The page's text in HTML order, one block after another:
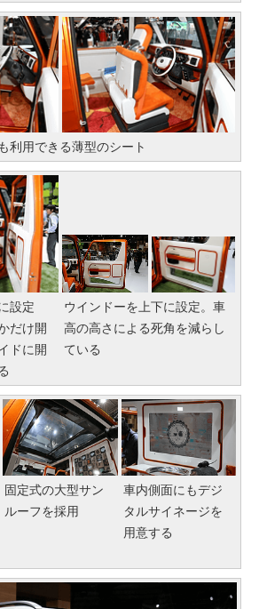
利用できる薄型のシート
設定
だけ開
ドに開
ウインドーを上下に設定。車
高の高さによる死角を減らし
ている
固定式の大型サン
ルーフを採用
車内側面にもデジ
タルサイネージを
用意する